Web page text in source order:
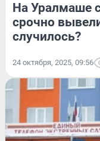
На Уралмаше
срочно
случилось?
24 октября, 2025, 09:56